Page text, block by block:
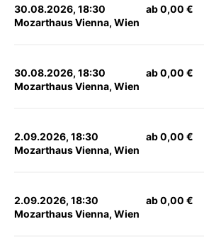
30.08.2026, 18:30
Mozarthaus Vienna, Wien
ab 0,00 €
30.08.2026, 18:30
Mozarthaus Vienna, Wien
ab 0,00 €
2.09.2026, 18:30
Mozarthaus Vienna, Wien
ab 0,00 €
2.09.2026, 18:30
Mozarthaus Vienna, Wien
ab 0,00 €